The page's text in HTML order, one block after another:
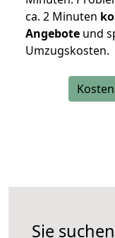
ca. 2 Minuten
Angebote und
Umzugskosten.
Sie